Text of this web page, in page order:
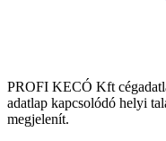
PROFI KECÓ Kft
adatlap kapcsolódó helyi
megjelenít.